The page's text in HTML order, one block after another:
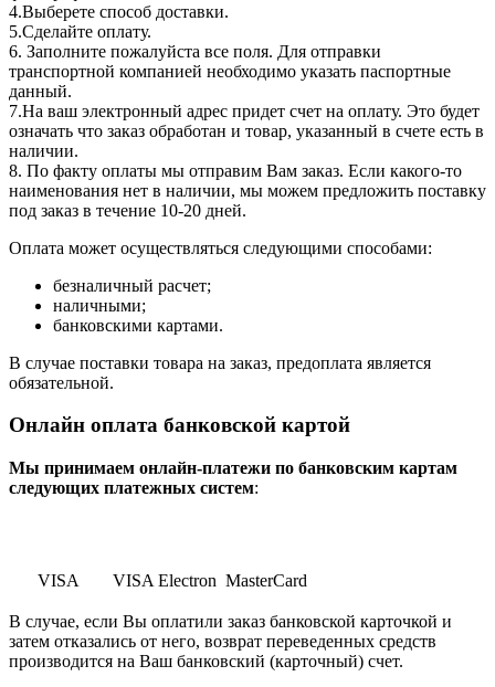
4.Выберете способ доставки.
5.Сделайте оплату.
6. Заполните пожалуйста все поля. Для отправки
транспортной компанией необходимо указать паспортные
данный.
7.На ваш электронный адрес придет счет на оплату. Это будет
означать что заказ обработан и товар, указанный в счете есть в
наличии.
8. По факту оплаты мы отправим Вам заказ. Если какого-то
наименования нет в наличии, мы можем предложить поставку
под заказ в течение 10-20 дней.
Оплата может осуществляться следующими способами:
безналичный расчет;
наличными;
банковскими картами.
В случае поставки товара на заказ, предоплата является
обязательной.
Онлайн оплата банковской картой
Мы принимаем онлайн-платежи по банковским картам
cледующих платежных систем:
VISA VISA Electron MasterCard
В случае, если Вы оплатили заказ банковской карточкой и
затем отказались от него, возврат переведенных средств
производится на Ваш банковский (карточный) счет.